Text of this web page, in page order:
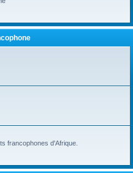
francophones d'Afrique.